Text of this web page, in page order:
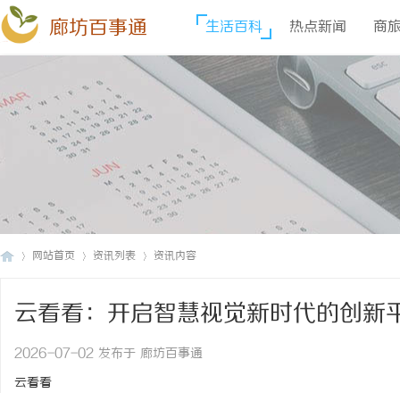
廊坊百事通 生活百科 热点新闻 商
网站首页 资讯列表 资讯内容
云看看：开启智慧视觉新时代的创新
2026-07-02 发布于 廊坊百事通
云看看